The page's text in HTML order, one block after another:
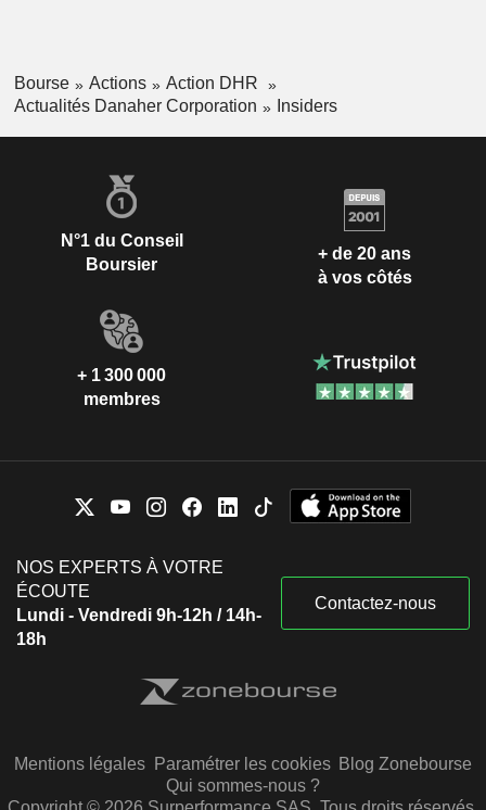
Bourse Actions
Action DHR
Actualités Danaher Corporation
Insiders
N°1 du Conseil
Boursier
+ de 20 ans
à vos côtés
+ 1 300 000
membres
NOS EXPERTS À VOTRE
ÉCOUTE
Lundi - Vendredi 9h-12h / 14h-
18h
Contactez-nous
Mentions légales Paramétrer les cookies Blog Zonebourse
Qui sommes-nous ?